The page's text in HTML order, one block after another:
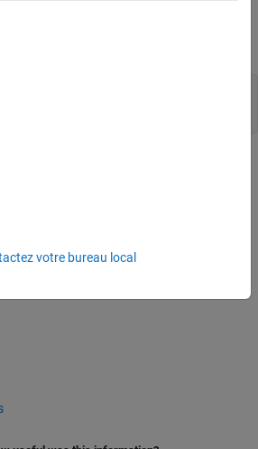
to blocks with port names
votre bureau local